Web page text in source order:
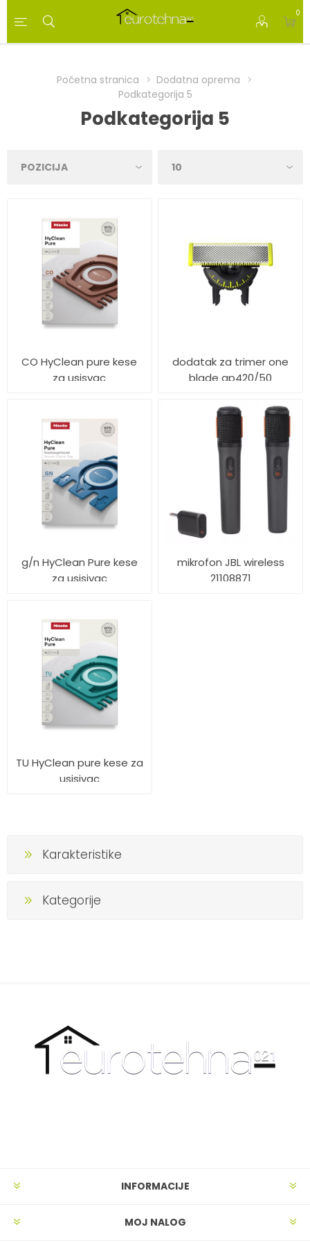
0
Početna stranica
Dodatna oprema
Podkategorija 5
Podkategorija 5
CO HyClean pure kese
za usisvac
dodatak za trimer one
blade qp420/50
g/n HyClean Pure kese
za usisivac
mikrofon JBL wireless
21108871
TU HyClean pure kese za
usisivac
Karakteristike
Kategorije
INFORMACIJE
MOJ NALOG